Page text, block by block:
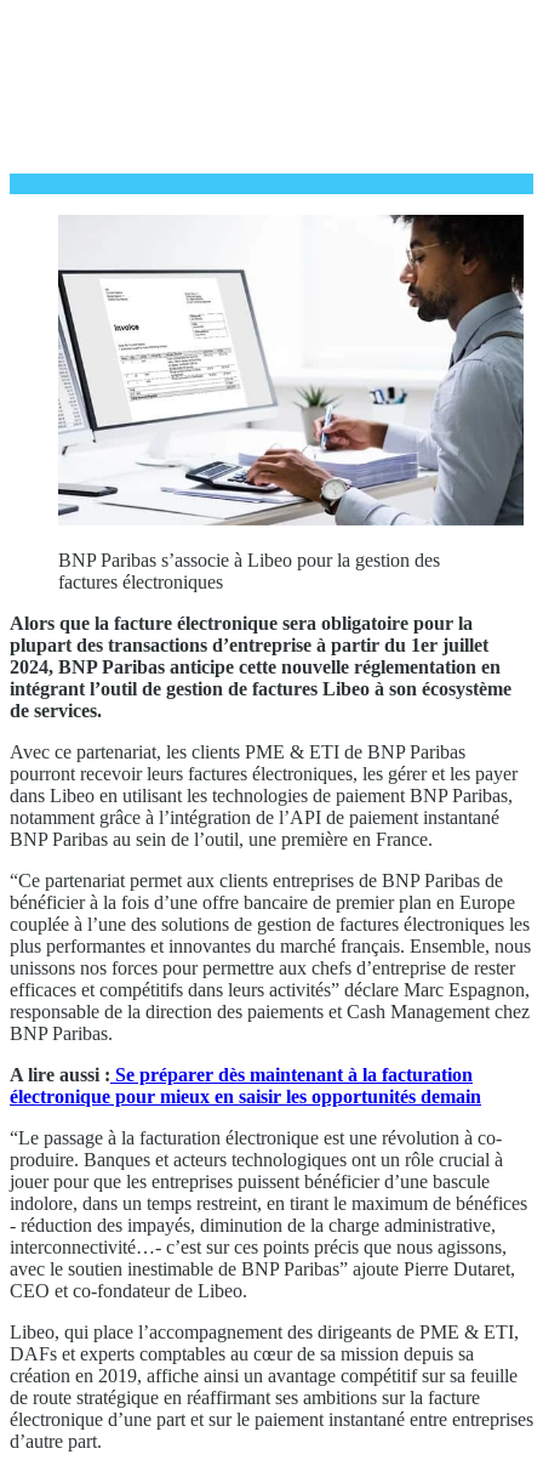
BNP Paribas s’associe à Libeo pour la gestion des
factures électroniques
Alors que la facture électronique sera obligatoire pour la
plupart des transactions d’entreprise à partir du 1er juillet
2024, BNP Paribas anticipe cette nouvelle réglementation en
intégrant l’outil de gestion de factures Libeo à son écosystème
de services.
Avec ce partenariat, les clients PME & ETI de BNP Paribas
pourront recevoir leurs factures électroniques, les gérer et les payer
dans Libeo en utilisant les technologies de paiement BNP Paribas,
notamment grâce à l’intégration de l’API de paiement instantané
BNP Paribas au sein de l’outil, une première en France.
“Ce partenariat permet aux clients entreprises de BNP Paribas de
bénéficier à la fois d’une offre bancaire de premier plan en Europe
couplée à l’une des solutions de gestion de factures électroniques les
plus performantes et innovantes du marché français. Ensemble, nous
unissons nos forces pour permettre aux chefs d’entreprise de rester
efficaces et compétitifs dans leurs activités” déclare Marc Espagnon,
responsable de la direction des paiements et Cash Management chez
BNP Paribas.
A lire aussi : Se préparer dès maintenant à la facturation
électronique pour mieux en saisir les opportunités demain
“Le passage à la facturation électronique est une révolution à co-
produire. Banques et acteurs technologiques ont un rôle crucial à
jouer pour que les entreprises puissent bénéficier d’une bascule
indolore, dans un temps restreint, en tirant le maximum de bénéfices
- réduction des impayés, diminution de la charge administrative,
interconnectivité…- c’est sur ces points précis que nous agissons,
avec le soutien inestimable de BNP Paribas” ajoute Pierre Dutaret,
CEO et co-fondateur de Libeo.
Libeo, qui place l’accompagnement des dirigeants de PME & ETI,
DAFs et experts comptables au cœur de sa mission depuis sa
création en 2019, affiche ainsi un avantage compétitif sur sa feuille
de route stratégique en réaffirmant ses ambitions sur la facture
électronique d’une part et sur le paiement instantané entre entreprises
d’autre part.